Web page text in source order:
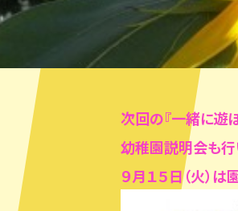
次回の『一緒に遊ぼ
幼稚園説明会も行
９月１５日（火）